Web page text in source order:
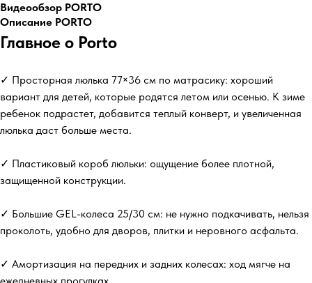
Видеообзор PORTO
Описание PORTO
Главное о Porto
✓ Просторная люлька 77×36 см по матрасику: хороший
вариант для детей, которые родятся летом или осенью. К зиме
ребенок подрастет, добавится теплый конверт, и увеличенная
люлька даст больше места.
✓ Пластиковый короб люльки: ощущение более плотной,
защищенной конструкции.
✓ Большие GEL-колеса 25/30 см: не нужно подкачивать, нельзя
проколоть, удобно для дворов, плитки и неровного асфальта.
✓ Амортизация на передних и задних колесах: ход мягче на